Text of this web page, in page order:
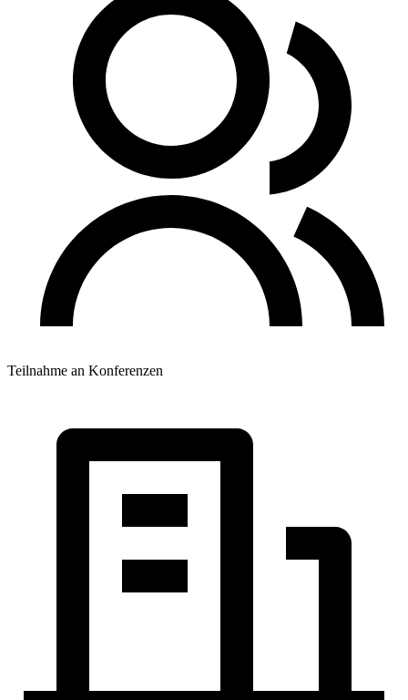
Teilnahme an Konferenzen